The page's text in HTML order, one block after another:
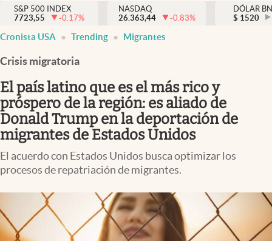
DÓLAR
México
Inmigración
Espiritual
Streaming
PC y mobile
Lifestyle
USA
S&P 500 INDEX
7723,55
-0.17%
NASDAQ
26.363,44
-0.83%
DÓLAR
$ 1520
Cronista USA Trending Migrantes
Crisis migratoria
El país latino que es el más rico y
próspero de la región: es aliado de
Donald Trump en la deportación de
migrantes de Estados Unidos
El acuerdo con Estados Unidos busca optimizar los
procesos de repatriación de migrantes.